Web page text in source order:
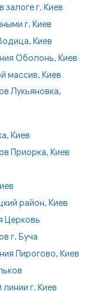
г. Киев
г. Киев
Киев
Оболонь, Киев
массив, Киев
Лукьяновка,
Киев
Приорка, Киев
район, Киев
Церковь
г. Буча
Пирогово, Киев
г. Киев